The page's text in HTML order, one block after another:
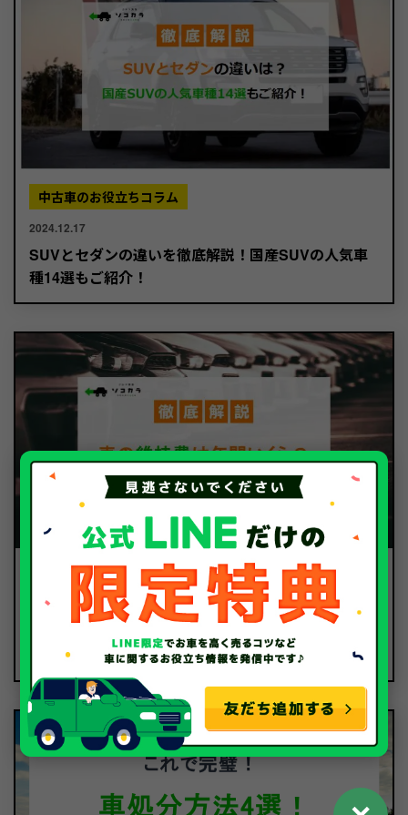
中古車のお役立ちコラム
2024.12.17
SUVとセダンの違いを徹底解説！国産SUVの人気車
種14選もご紹介！
廃車のお役立ちコラム 中古車のお役立ちコラム
2024.12.25
車の維持費は年間いくら？車種別の費用比較や安くす
る方法を紹介！